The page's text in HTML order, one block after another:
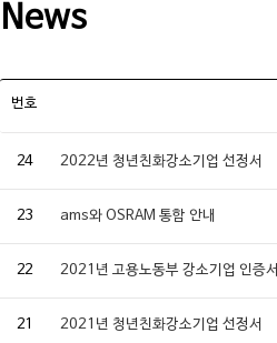
News
번호
24 2022년 청년친화강소기업 선정서
23 ams와 OSRAM 통합 안내
22 2021년 고용노동부 강소기업 인증서
21 2021년 청년친화강소기업 선정서